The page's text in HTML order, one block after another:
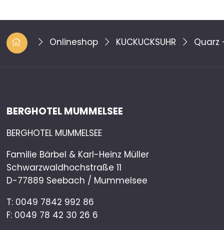
Onlineshop KUCKUCKSUHR Quarz
BERGHOTEL MUMMELSEE
BERGHOTEL MUMMELSEE
Familie Bärbel & Karl-Heinz Müller
Schwarzwaldhochstraße 11
D-77889 Seebach / Mummelsee
T: 0049 7842 992 86
F: 0049 78 42 30 26 6